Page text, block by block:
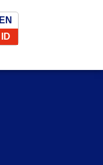
EN
ID